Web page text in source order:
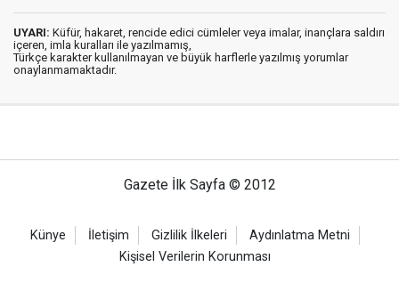
UYARI: Küfür, hakaret, rencide edici cümleler veya imalar, inançlara saldırı
içeren, imla kuralları ile yazılmamış,
Türkçe karakter kullanılmayan ve büyük harflerle yazılmış yorumlar
onaylanmamaktadır.
Gazete İlk Sayfa © 2012
Künye İletişim Gizlilik İlkeleri
Aydınlatma Metni
Kişisel Verilerin Korunması